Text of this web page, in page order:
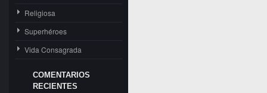
Religiosa
Superhéroes
Vida Consagrada
COMENTARIOS
RECIENTES